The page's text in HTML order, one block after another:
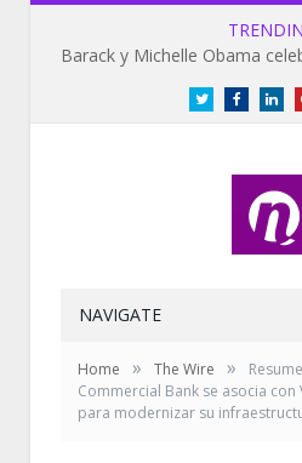
TwitterFacebook
NAVIGATE
Home » The Wire »
Commercial Bank se asocia
para modernizar su